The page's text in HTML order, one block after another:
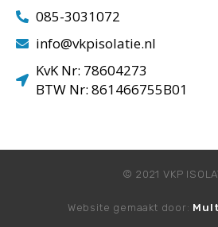
085-3031072
info@vkpisolatie.nl
KvK Nr: 78604273
BTW Nr: 861466755B01
© 2021 VKP
Website gemaakt door: